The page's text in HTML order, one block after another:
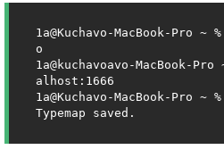
1a@Kuchavo-MacBook-Pro ~
o
1a@kuchavoavo-MacBook-
alhost:1666
1a@Kuchavo-MacBook-Pro ~
Typemap saved.